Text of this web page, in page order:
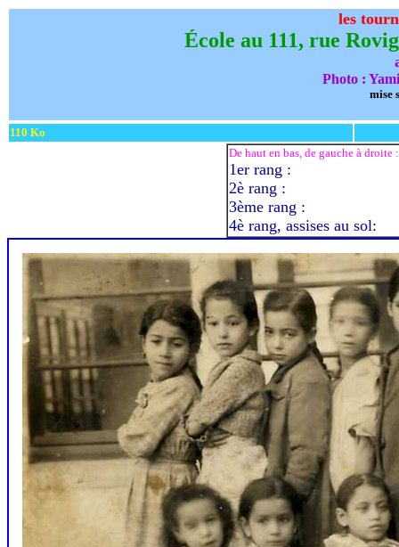
les
École au 111, rue
Photo :
mise
110 Ko
De haut en bas, de gauche à droite :
1er rang :
2è rang :
3ème rang :
4è rang, assises au sol: